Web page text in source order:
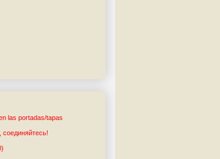
las portadas/tapas
соединяйтесь!